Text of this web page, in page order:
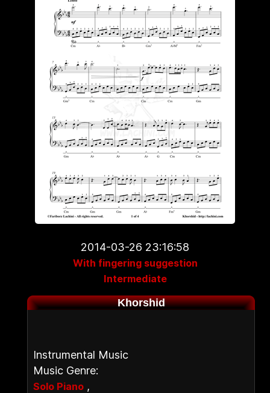
2014-03-26 23:16:58
With fingering suggestion
Intermediate
Khorshid
Instrumental Music
Music Genre:
Solo Piano ,